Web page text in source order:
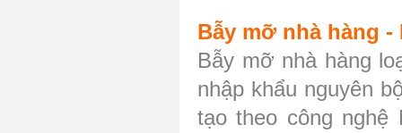
Bẫy mỡ nhà hàng
Bẫy mỡ nhà hàng
nhập khẩu nguyên
tạo theo công